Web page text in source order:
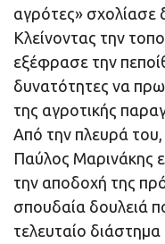
αγρότες» σχολίασε
Κλείνοντας την
εξέφρασε την
δυνατότητες να
της αγροτικής
Από την πλευρά
Παύλος Μαρινάκης
την αποδοχή της
σπουδαία δουλειά
τελευταίο